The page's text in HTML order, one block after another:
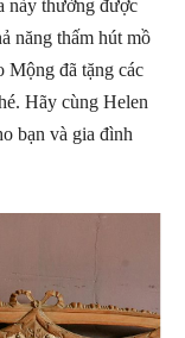
này thường được
năng thấm hút mồ
đã tặng các
Hãy cùng Helen
bạn và gia đình